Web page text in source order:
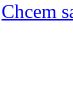
Chcem